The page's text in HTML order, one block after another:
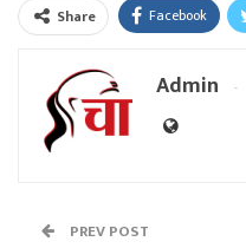
Share Facebook
Admin
PREV POST